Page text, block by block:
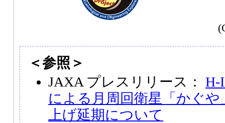
＜参照＞
JAXA プレスリリース： H-
による月周回衛星「かぐや
上げ延期について